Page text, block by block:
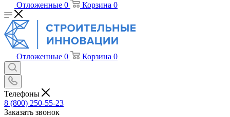
Отложенные 0 Корзина 0
Отложенные 0 Корзина 0
Телефоны
8 (800) 250-55-23
Заказать звонок